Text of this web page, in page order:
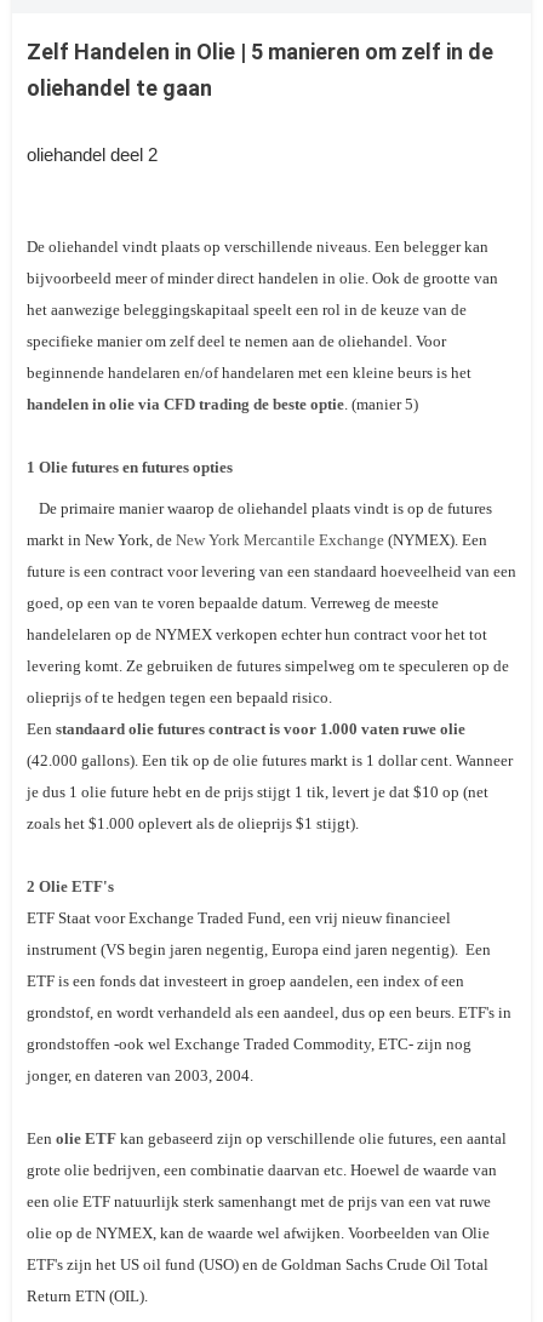
Zelf Handelen in Olie | 5 manieren om zelf in de
oliehandel te gaan
oliehandel deel 2
De oliehandel vindt plaats op verschillende niveaus. Een belegger kan
bijvoorbeeld meer of minder direct handelen in olie. Ook de grootte van
het aanwezige beleggingskapitaal speelt een rol in de keuze van de
specifieke manier om zelf deel te nemen aan de oliehandel. Voor
beginnende handelaren en/of handelaren met een kleine beurs is het
handelen in olie via CFD trading de beste optie . (manier 5)
1 Olie futures en futures opties
De primaire manier waarop de oliehandel plaats vindt is op de futures
markt in New York, de New York Mercantile Exchange (NYMEX). Een
future is een contract voor levering van een standaard hoeveelheid van een
goed, op een van te voren bepaalde datum. Verreweg de meeste
handelelaren op de NYMEX verkopen echter hun contract voor het tot
levering komt. Ze gebruiken de futures simpelweg om te speculeren op de
olieprijs of te hedgen tegen een bepaald risico.
Een standaard olie futures contract is voor 1.000 vaten ruwe olie
(42.000 gallons). Een tik op de olie futures markt is 1 dollar cent. Wanneer
je dus 1 olie future hebt en de prijs stijgt 1 tik, levert je dat $10 op (net
zoals het $1.000 oplevert als de olieprijs $1 stijgt).
2 Olie ETF's
ETF Staat voorExchange Traded Fund , een vrij nieuw financieel
instrument (VS begin jaren negentig, Europa eind jaren negentig). Een
ETF is een fonds dat investeert in groep aandelen, een index of een
grondstof, en wordt verhandeld als een aandeel, dus op een beurs. ETF's in
grondstoffen -ook wel Exchange Traded Commodity, ETC- zijn nog
jonger, en dateren van 2003, 2004.
Een olie ETF kan gebaseerd zijn op verschillende olie futures, een aantal
grote olie bedrijven, een combinatie daarvan etc. Hoewel de waarde van
een olie ETF natuurlijk sterk samenhangt met de prijs van een vat ruwe
olie op de NYMEX, kan de waarde wel afwijken. Voorbeelden van Olie
ETF's zijn het US oil fund (USO) en de Goldman Sachs Crude Oil Total
Return ETN (OIL).